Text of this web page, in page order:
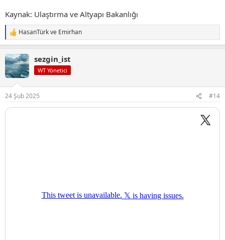
Kaynak: Ulaştırma ve Altyapı Bakanlığı
T
e
k
i
l
:
HasanTürkve Emirhan
sezgin_ist
WT Yönetici
24 Şub 2025 #14